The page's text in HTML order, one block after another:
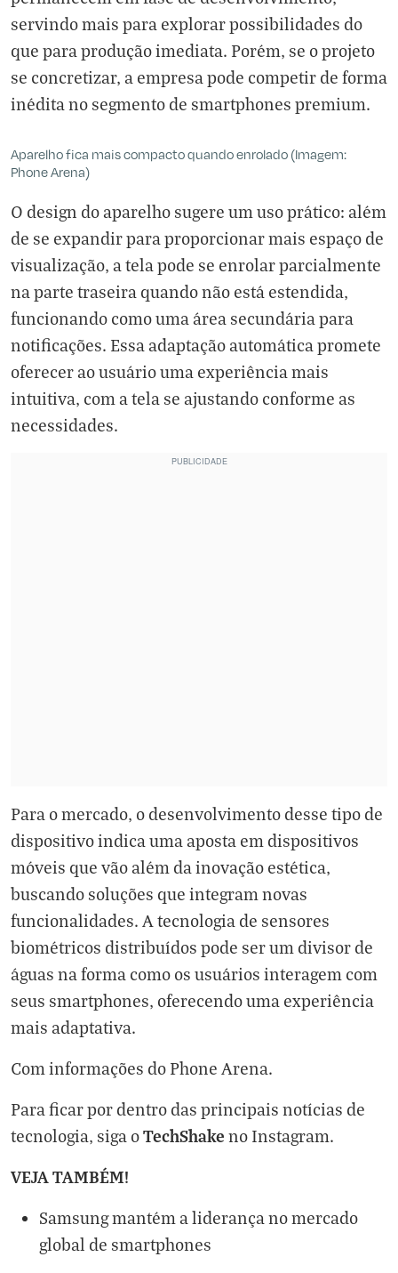
servindo mais para explorar possibilidades do
que para produção imediata. Porém, se o projeto
se concretizar, a empresa pode competir de forma
inédita no segmento de smartphones premium.
Aparelho fica mais compacto quando enrolado (Imagem:
Phone Arena)
O design do aparelho sugere um uso prático: além
de se expandir para proporcionar mais espaço de
visualização, a tela pode se enrolar parcialmente
na parte traseira quando não está estendida,
funcionando como uma área secundária para
notificações. Essa adaptação automática promete
oferecer ao usuário uma experiência mais
intuitiva, com a tela se ajustando conforme as
necessidades.
Para o mercado, o desenvolvimento desse tipo de
dispositivo indica uma aposta em dispositivos
móveis que vão além da inovação estética,
buscando soluções que integram novas
funcionalidades. A tecnologia de sensores
biométricos distribuídos pode ser um divisor de
águas na forma como os usuários interagem com
seus smartphones, oferecendo uma experiência
mais adaptativa.
Com informações do Phone Arena.
Para ficar por dentro das principais notícias de
tecnologia, siga oTechShake no Instagram.
VEJA TAMBÉM!
Samsung mantém a liderança no mercado
global de smartphones